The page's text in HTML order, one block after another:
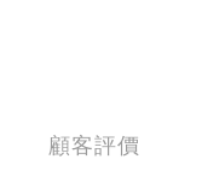
顧客評價